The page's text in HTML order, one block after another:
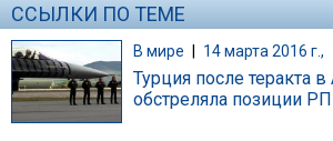
ССЫЛКИ ПО ТЕМЕ
В мире | 14 марта 2016 г.,
Турция после теракта
обстреляла позиции